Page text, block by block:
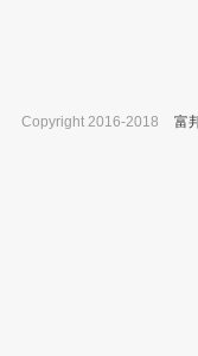
Copyright 2016-2018
富